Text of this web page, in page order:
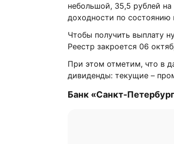
небольшой, 35,5 рублей
доходности по состоянию
Чтобы получить выплату
Реестр закроется 06
При этом отметим, что в
дивиденды: текущие –
Банк «Санкт-